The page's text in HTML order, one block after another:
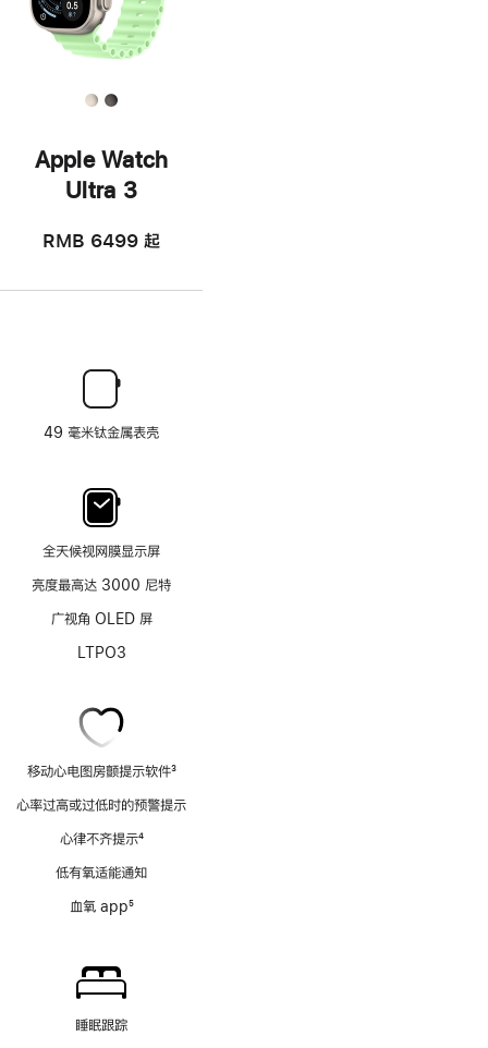
Apple Watch
Ultra 3
RMB 6499 起
49 毫米钛金属表壳
全天候视网膜显示屏
亮度最高达 3000 尼特
广视角 OLED 屏
LTPO3
移动心电图房颤提示软件3
心率过高或过低时的预警提示
心律不齐提示4
低有氧适能通知
血氧 app5
睡眠跟踪